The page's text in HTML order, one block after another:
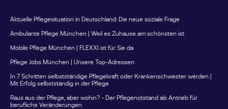
Aktuelle Pflegesituation in Deutschland: Die neue soziale Frage
Ambulante Pflege München | Weil es Zuhause am schönsten ist
Mobile Pflege München | FLEXXI ist für Sie da
Pflege Jobs München | Unsere Top-Adressen
In 7 Schritten selbstständige Pflegekraft oder Krankenschwester werden |
Mit Erfolg selbstständig in der Pflege
Raus aus der Pflege, aber wohin? - Der Pflegenotstand als Antrieb für
berufliche Veränderungen